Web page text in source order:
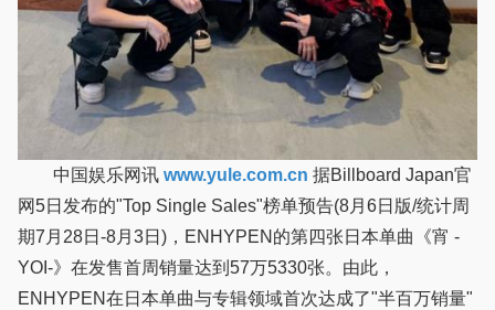
中国娱乐网讯 www.yule.com.cn
网5日发布的"Top Single Sales"榜单预告(8月6日版/统计周
期7月28日-8月3日)，ENHYPEN的第四张日本单曲《宵 -
YOI-》在发售首周销量达到57万5330张。由此，
ENHYPEN在日本单曲与专辑领域首次达成了"半百万销量"